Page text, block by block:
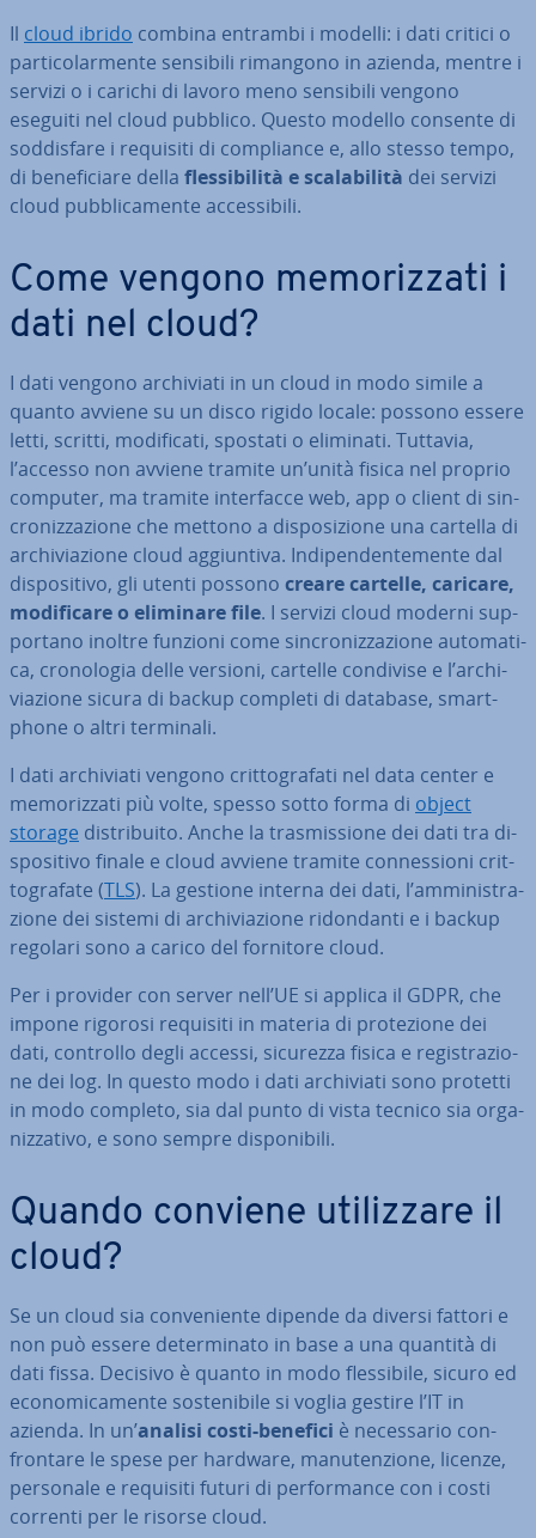
Il cloud ibrido combina entrambi i modelli: i dati critici o
par­ti­co­lar­men­te sensibili rimangono in azienda, mentre i
servizi o i carichi di lavoro meno sensibili vengono
eseguiti nel cloud pubblico. Questo modello consente di
sod­di­sfa­re i requisiti di com­plian­ce e, allo stesso tempo,
di be­ne­fi­cia­re della fles­si­bi­li­tà e sca­la­bi­li­tà dei servizi
cloud pub­bli­ca­men­te ac­ces­si­bi­li.
Come vengono me­mo­riz­za­ti i
dati nel cloud?
I dati vengono ar­chi­via­ti in un cloud in modo simile a
quanto avviene su un disco rigido locale: possono essere
letti, scritti, mo­di­fi­ca­ti, spostati o eliminati. Tuttavia,
l’accesso non avviene tramite un’unità fisica nel proprio
computer, ma tramite in­ter­fac­ce web, app o client di sin­
cro­niz­za­zio­ne che mettono a di­spo­si­zio­ne una cartella di
ar­chi­via­zio­ne cloud ag­giun­ti­va. In­di­pen­den­te­men­te dal
di­spo­si­ti­vo, gli utenti possono creare cartelle, caricare,
mo­di­fi­ca­re o eliminare file. I servizi cloud moderni sup­
por­ta­no inoltre funzioni come sin­cro­niz­za­zio­ne au­to­ma­ti­
ca, cro­no­lo­gia delle versioni, cartelle condivise e l’ar­chi­
via­zio­ne sicura di backup completi di database, smart­
pho­ne o altri terminali.
I dati ar­chi­via­ti vengono crit­to­gra­fa­ti nel data center e
me­mo­riz­za­ti più volte, spesso sotto forma di object
storage di­stri­bui­to. Anche la tra­smis­sio­ne dei dati tra di­
spo­si­ti­vo finale e cloud avviene tramite con­nes­sio­ni crit­
to­gra­fa­te (TLS). La gestione interna dei dati, l’am­mi­ni­stra­
zio­ne dei sistemi di ar­chi­via­zio­ne ri­don­dan­ti e i backup
regolari sono a carico del fornitore cloud.
Per i provider con server nell’UE si applica il GDPR, che
impone rigorosi requisiti in materia di pro­te­zio­ne dei
dati, controllo degli accessi, sicurezza fisica e re­gi­stra­zio­
ne dei log. In questo modo i dati ar­chi­via­ti sono protetti
in modo completo, sia dal punto di vista tecnico sia or­ga­
niz­za­ti­vo, e sono sempre di­spo­ni­bi­li.
Quando conviene uti­liz­za­re il
cloud?
Se un cloud sia con­ve­nien­te dipende da diversi fattori e
non può essere de­ter­mi­na­to in base a una quantità di
dati fissa. Decisivo è quanto in modo fles­si­bi­le, sicuro ed
eco­no­mi­ca­men­te so­ste­ni­bi­le si voglia gestire l’IT in
azienda. In un’analisi costi-benefici è ne­ces­sa­rio con­
fron­ta­re le spese per hardware, ma­nu­ten­zio­ne, licenze,
personale e requisiti futuri di per­for­man­ce con i costi
correnti per le risorse cloud.